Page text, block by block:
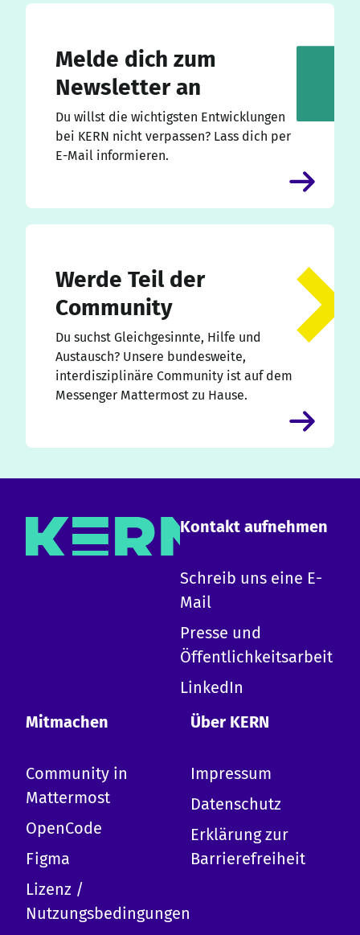
Melde dich zum
Newsletter an
Du willst die wichtigsten Entwicklungen
bei KERN nicht verpassen? Lass dich per
E-Mail informieren.
Werde Teil der
Community
Du suchst Gleichgesinnte, Hilfe und
Austausch? Unsere bundesweite,
interdisziplinäre Community ist auf dem
Messenger Mattermost zu Hause.
Kontakt aufnehmen
Schreib uns eine E-
Mail
Presse und
Öffentlichkeitsarbeit
LinkedIn
Mitmachen
Community in
Mattermost
OpenCode
Figma
Lizenz /
Nutzungsbedingungen
Über KERN
Impressum
Datenschutz
Erklärung zur
Barrierefreiheit
Ich bin die KERN KI und kann zu allen Inhalten
auf dieser Website Auskunft geben.
-Erste Schritte mit KERN
-Komponentenübersicht
-Barrierefreiheit
-Kopfzeile